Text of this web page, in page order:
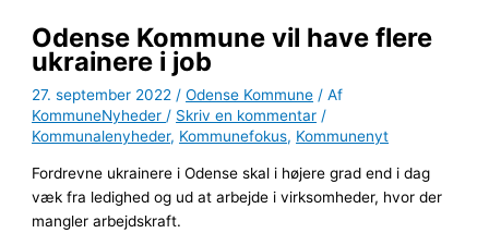
Odense Kommune vil have flere
ukrainere i job
27. september 2022 /Odense Kommune / Af
KommuneNyheder / Skriv en kommentar /
Kommunalenyheder, Kommunefokus, Kommunenyt
Fordrevne ukrainere i Odense skal i højere grad end i dag
væk fra ledighed og ud at arbejde i virksomheder, hvor der
mangler arbejdskraft.